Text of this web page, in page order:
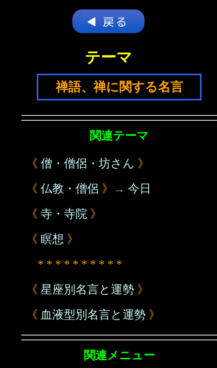
テーマ
禅語、禅に関する名言
関連テーマ
《 僧・僧侶・坊さん 》
《 仏教・僧侶 》→ 今日
《 寺・寺院 》
《 瞑想 》
* * * * * * * * * *
《 星座別名言と運勢 》
《 血液型別名言と運勢 》
関連メニュー